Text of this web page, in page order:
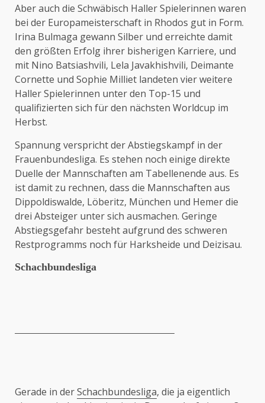
Aber auch die Schwäbisch Haller Spielerinnen waren
bei der Europameisterschaft in Rhodos gut in Form.
Irina Bulmaga gewann Silber und erreichte damit
den größten Erfolg ihrer bisherigen Karriere, und
mit Nino Batsiashvili, Lela Javakhishvili, Deimante
Cornette und Sophie Milliet landeten vier weitere
Haller Spielerinnen unter den Top-15 und
qualifizierten sich für den nächsten Worldcup im
Herbst.
Spannung verspricht der Abstiegskampf in der
Frauenbundesliga. Es stehen noch einige direkte
Duelle der Mannschaften am Tabellenende aus. Es
ist damit zu rechnen, dass die Mannschaften aus
Dippoldiswalde, Löberitz, München und Hemer die
drei Absteiger unter sich ausmachen. Geringe
Abstiegsgefahr besteht aufgrund des schweren
Restprogramms noch für Harksheide und Deizisau.
Schachbundesliga
Gerade in derSchachbundesliga, die ja eigentlich